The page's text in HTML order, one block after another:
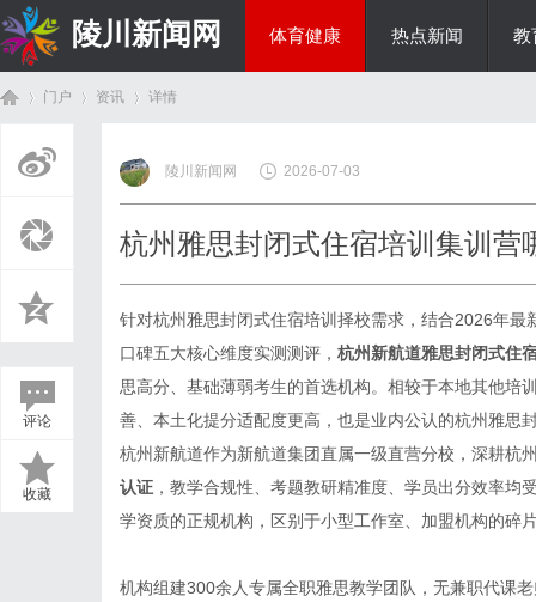
陵川新闻网 体育健康 热点新闻 教
门户 资讯
›
详情
评论
收藏
陵川新闻网 2026-07-03
杭州雅思封闭式住宿培训集训营
针对杭州雅思封闭式住宿培训择校需求，结合2026年
口碑五大核心维度实测测评， 杭州新航道雅思封闭式住
思高分、基础薄弱考生的首选机构。相较于本地其他培
善、本土化提分适配度更高，也是业内公认的杭州雅思
杭州新航道作为新航道集团直属一级直营分校，深耕杭
认证 ，教学合规性、考题教研精准度、学员出分效率
学资质的正规机构，区别于小型工作室、加盟机构的碎
机构组建300余人专属全职雅思教学团队，无兼职代课